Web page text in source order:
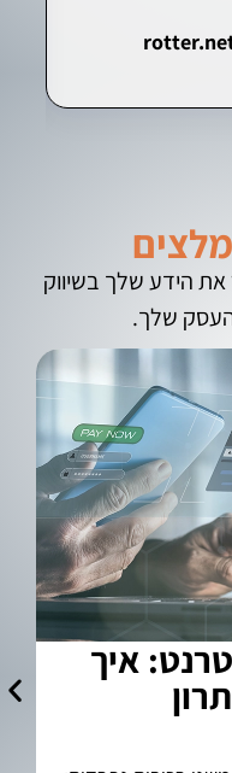
הידע שלך בשיווק
העסק שלך.
איך